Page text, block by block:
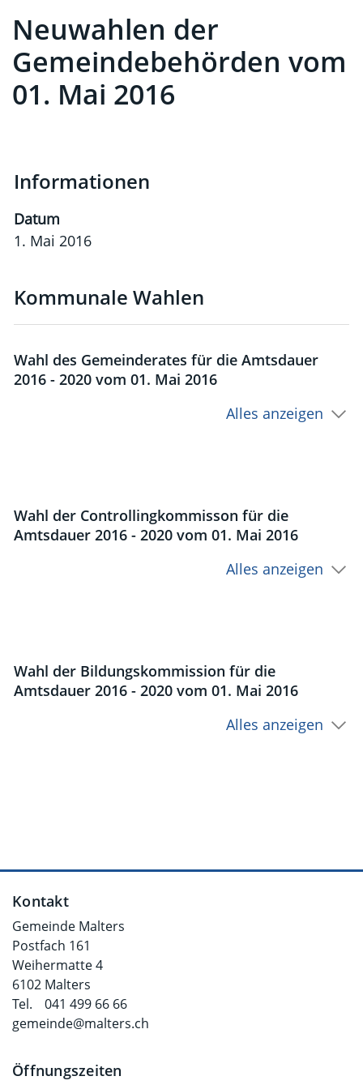
Neuwahlen der
Gemeindebehörden vom
01. Mai 2016
Informationen
Datum
1. Mai 2016
Kommunale Wahlen
Wahl des Gemeinderates für die Amtsdauer
2016 - 2020 vom 01. Mai 2016
Alles anzeigen
Wahl der Controllingkommisson für die
Amtsdauer 2016 - 2020 vom 01. Mai 2016
Alles anzeigen
Wahl der Bildungskommission für die
Amtsdauer 2016 - 2020 vom 01. Mai 2016
Alles anzeigen
Fusszeile
Kontakt
Gemeinde Malters
Postfach 161
Weihermatte 4
6102 Malters
Tel.
041 499 66 66
gemeinde@malters.ch
Öffnungszeiten